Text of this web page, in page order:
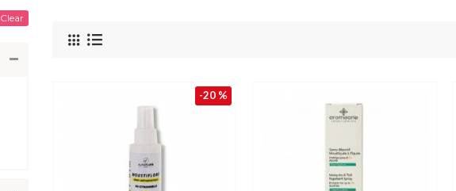
Clear
-20 %